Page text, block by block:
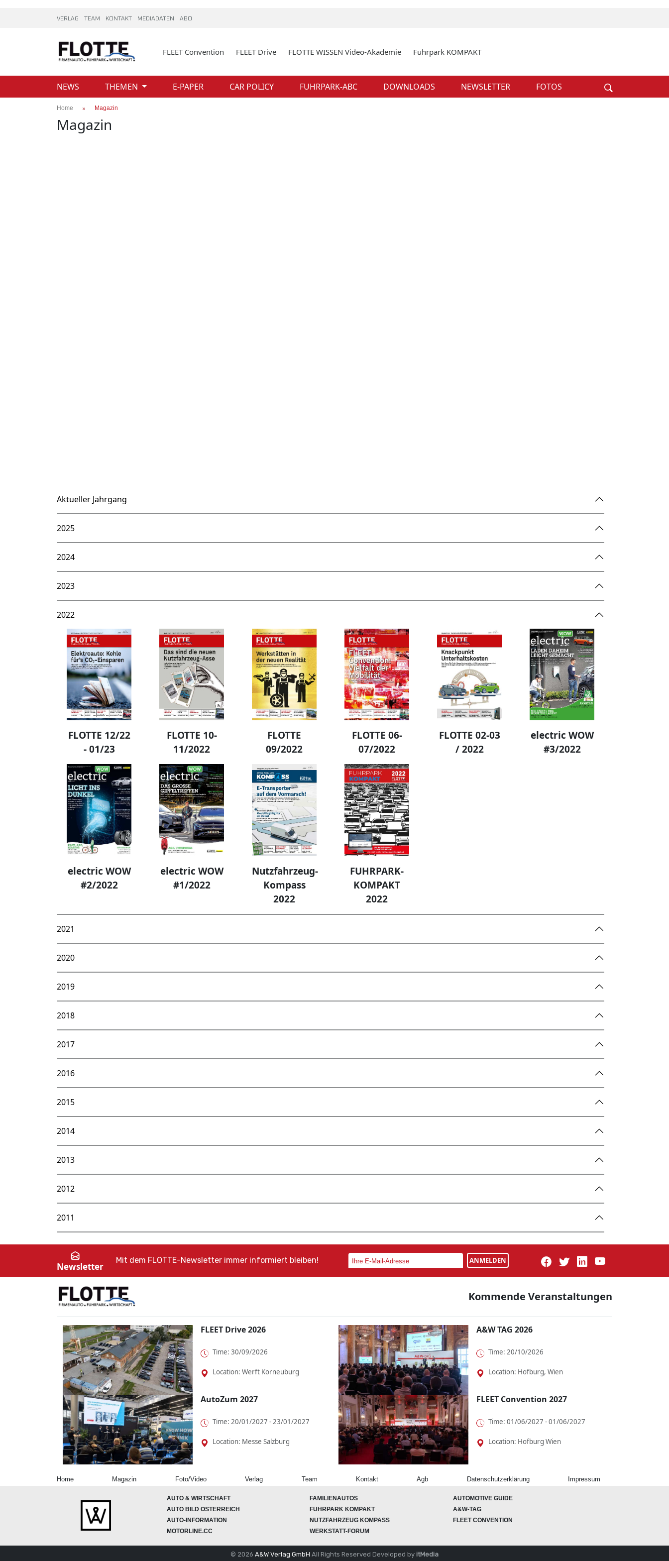
VERLAG TEAM KONTAKT MEDIADATEN ABO
FLEET Convention FLEET Drive FLOTTE WISSEN Video-Akademie Fuhrpark KOMPAKT
NEWS THEMEN E-PAPER CAR POLICY FUHRPARK-ABC DOWNLOADS NEWSLETTER FOTOS
Home Magazin
Magazin
Aktueller Jahrgang
2025
2024
2023
2022
FLOTTE 12/22
- 01/23
FLOTTE 10-
11/2022
FLOTTE
09/2022
FLOTTE 06-
07/2022
FLOTTE 02-03
/ 2022
electric WOW
#3/2022
electric WOW
#2/2022
electric WOW
#1/2022
Nutzfahrzeug-
Kompass
2022
FUHRPARK-
KOMPAKT
2022
2021
2020
2019
2018
2017
2016
2015
2014
2013
2012
2011
Newsletter
Mit dem FLOTTE-Newsletter immer informiert bleiben! ANMELDEN
Kommende Veranstaltungen
FLEET Drive 2026
Time: 30/09/2026
Location: Werft Korneuburg
A&W TAG 2026
Time: 20/10/2026
Location: Hofburg, Wien
AutoZum 2027
Time: 20/01/2027 - 23/01/2027
Location: Messe Salzburg
FLEET Convention 2027
Time: 01/06/2027 - 01/06/2027
Location: Hofburg Wien
Home Magazin Foto/Video Verlag Team Kontakt Agb Datenschutzerklärung Impressum
AUTO & WIRTSCHAFT FAMILIENAUTOS
AUTOMOTIVE GUIDE
AUTO BILD ÖSTERREICH
FUHRPARK KOMPAKT
A&W-TAG
AUTO-INFORMATION
NUTZFAHRZEUG KOMPASS
FLEET CONVENTION
MOTORLINE.CC
WERKSTATT-FORUM
© 2026 A&W Verlag GmbH All Rights Reserved Developed by itMedia